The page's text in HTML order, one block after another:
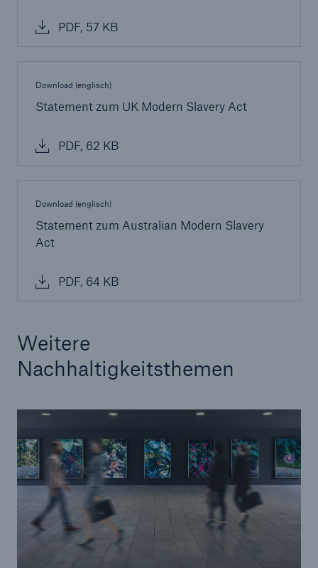
PDF, 57 KB
Download (englisch)
Statement zum UK Modern Slavery Act
PDF, 62 KB
Download (englisch)
Statement zum Australian Modern Slavery
Act
PDF, 64 KB
Weitere
Nachhaltigkeitsthemen
Seite öffnen
Menschenrechte
Nachrichten